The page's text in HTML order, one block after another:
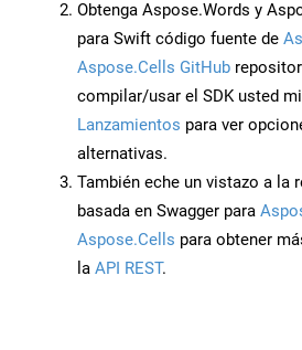
Obtenga Aspose.Words y
para Swift código fuente de
Aspose.Cells GitHub
compilar/usar el SDK usted
Lanzamientos para ver
alternativas.
También eche un vistazo a la
basada en Swagger para
Aspose.Cells para obtener
la API REST.